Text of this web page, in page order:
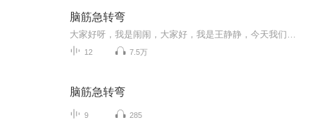
脑筋急转弯
12 7.5万
脑筋急转弯
9 285